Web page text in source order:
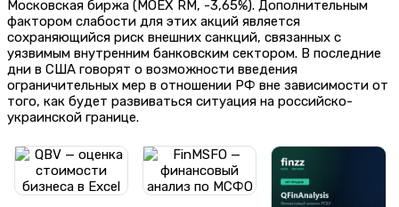
Московская биржа (MOEX RM, -3,65%). Дополнительным
фактором слабости для этих акций является
сохраняющийся риск внешних санкций, связанных с
уязвимым внутренним банковским сектором. В последние
дни в США говорят о возможности введения
ограничительных мер в отношении РФ вне зависимости от
того, как будет развиваться ситуация на российско-
украинской границе.